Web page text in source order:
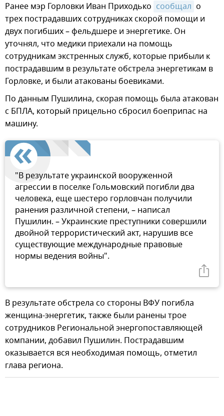
Ранее мэр Горловки Иван Приходько сообщал о
трех пострадавших сотрудниках скорой помощи и
двух погибших – фельдшере и энергетике. Он
уточнял, что медики приехали на помощь
сотрудникам экстренных служб, которые прибыли к
пострадавшим в результате обстрела энергетикам в
Горловке, и были атакованы боевиками.
По данным Пушилина, скорая помощь была атакован
с БПЛА, который прицельно сбросил боеприпас на
машину.
"В результате украинской вооруженной
агрессии в поселке Гольмовский погибли два
человека, еще шестеро горловчан получили
ранения различной степени, – написал
Пушилин. – Украинские преступники совершили
двойной террористический акт, нарушив все
существующие международные правовые
нормы ведения войны".
В результате обстрела со стороны ВФУ погибла
женщина-энергетик, также были ранены трое
сотрудников Региональной энергопоставляющей
компании, добавил Пушилин. Пострадавшим
оказывается вся необходимая помощь, отметил
глава региона.